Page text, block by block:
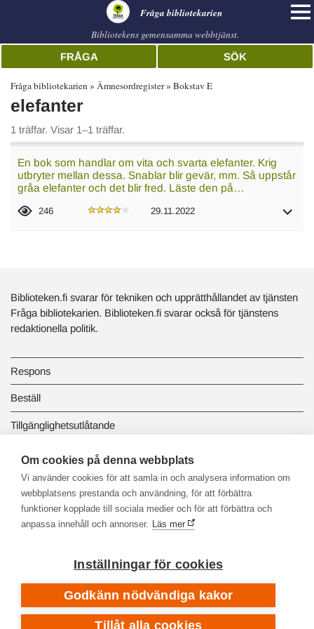
Fråga bibliotekarien
Bibliotekens gemensamma webbtjänst.
FRÅGA SÖK
Fråga bibliotekarien Ämnesordregister Bokstav E
elefanter
1 träffar. Visar 1–1 träffar.
En bok som handlar om vita och svarta elefanter. Krig
utbryter mellan dessa. Snablar blir gevär, mm. Så uppstår
gråa elefanter och det blir fred. Läste den på…
246 29.11.2022
Biblioteken.fi svarar för tekniken och upprätthållandet av tjänsten
Fråga bibliotekarien. Biblioteken.fi svarar också för tjänstens
redaktionella politik.
Respons
Beställ
Tillgänglighetsutlåtande
Dataskydd och registerbeskrivningar
Länkbiblioteket
Om cookies på denna webbplats
Vi använder cookies för att samla in och analysera information om
webbplatsens prestanda och användning, för att förbättra
funktioner kopplade till sociala medier och för att förbättra och
anpassa innehåll och annonser. Läs mer
Inställningar för cookies
Godkänn nödvändiga kakor
Tillåt alla cookies